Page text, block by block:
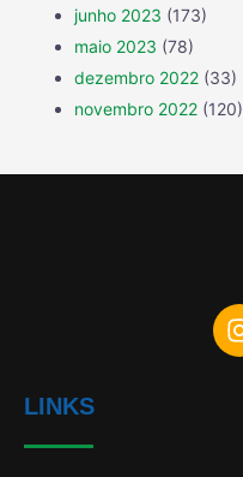
junho 2023 (173)
maio 2023 (78)
dezembro 2022 (33)
novembro 2022 (120)
LINKS